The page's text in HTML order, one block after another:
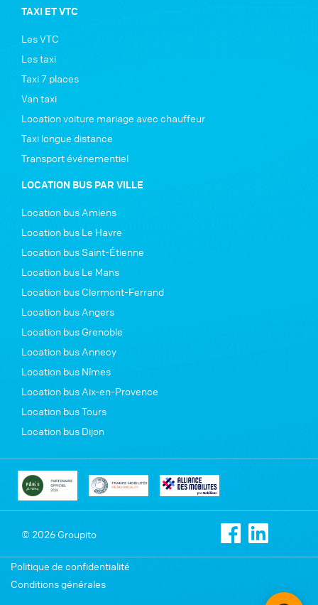
TAXI ET VTC
Les VTC
Les taxi
Taxi 7 places
Van taxi
Location voiture mariage avec chauffeur
Taxi longue distance
Transport événementiel
LOCATION BUS PAR VILLE
Location bus Amiens
Location bus Le Havre
Location bus Saint-Étienne
Location bus Le Mans
Location bus Clermont-Ferrand
Location bus Angers
Location bus Grenoble
Location bus Annecy
Location bus Nîmes
Location bus Aix-en-Provence
Location bus Tours
Location bus Dijon
© 2026 Groupito
Politique de confidentialité
Conditions générales